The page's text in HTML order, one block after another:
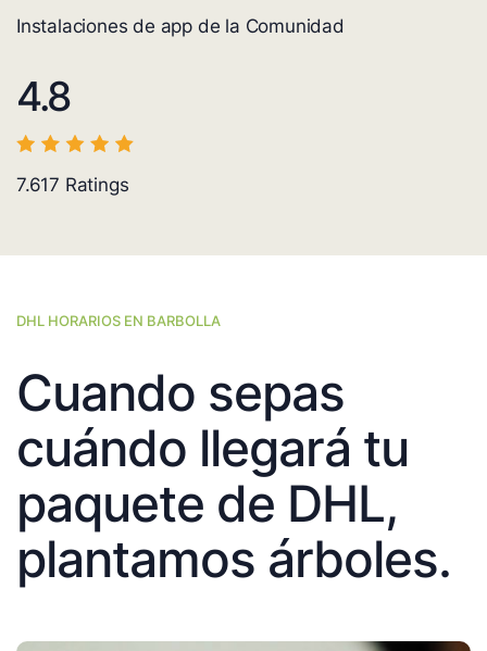
Instalaciones de app de la Comunidad
4.8
7.617 Ratings
DHL HORARIOS EN BARBOLLA
Cuando sepas
cuándo llegará tu
paquete de DHL,
plantamos árboles.